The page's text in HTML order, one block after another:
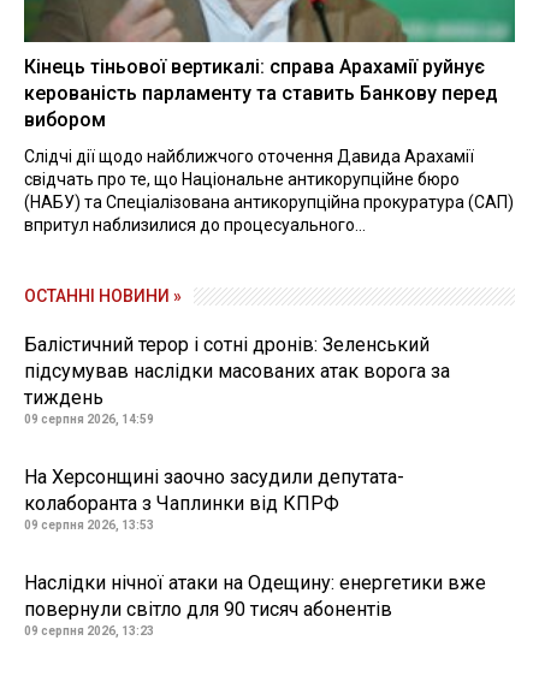
Кінець тіньової вертикалі: справа Арахамії руйнує
керованість парламенту та ставить Банкову перед
вибором
Слідчі дії щодо найближчого оточення Давида Арахамії
свідчать про те, що Національне антикорупційне бюро
(НАБУ) та Спеціалізована антикорупційна прокуратура (САП)
впритул наблизилися до процесуального...
ОСТАННІ НОВИНИ »
Балістичний терор і сотні дронів: Зеленський
підсумував наслідки масованих атак ворога за
тиждень
09 серпня 2026, 14:59
На Херсонщині заочно засудили депутата-
колаборанта з Чаплинки від КПРФ
09 серпня 2026, 13:53
Наслідки нічної атаки на Одещину: енергетики вже
повернули світло для 90 тисяч абонентів
09 серпня 2026, 13:23